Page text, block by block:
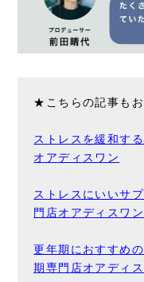
★こちらの記事も
ストレスを緩和す
オアディスワン
ストレスにいいサ
門店オアディスワン
更年期におすすめ
期専門店オアディ